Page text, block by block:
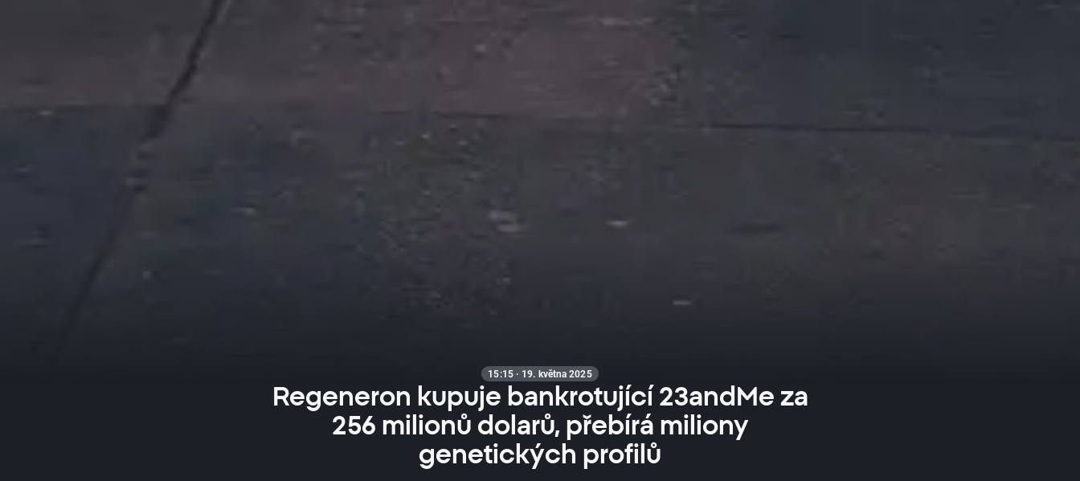
15:15 · 19. května 2025
Regeneron kupuje bankrotující 23andMe za
256 milionů dolarů, přebírá miliony
genetických profilů